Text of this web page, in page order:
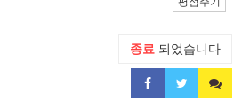
종료 되었습니다